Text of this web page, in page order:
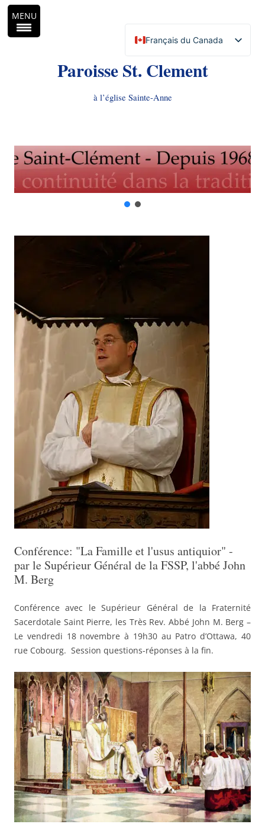
Français du Canada
English (Canada)
Paroisse St. Clement
à l’église Sainte-Anne
Conférence: "La Famille et l'usus antiquior" -
par le Supérieur Général de la FSSP, l'abbé John
M. Berg
Conférence avec le Supérieur Général de la Fraternité
Sacerdotale Saint Pierre, les Très Rev. Abbé John M. Berg –
Le vendredi 18 novembre à 19h30 au Patro d’Ottawa, 40
rue Cobourg. Session questions-réponses à la fin.
MENU